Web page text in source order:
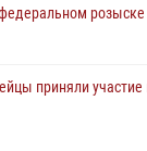
розыске
приняли участие